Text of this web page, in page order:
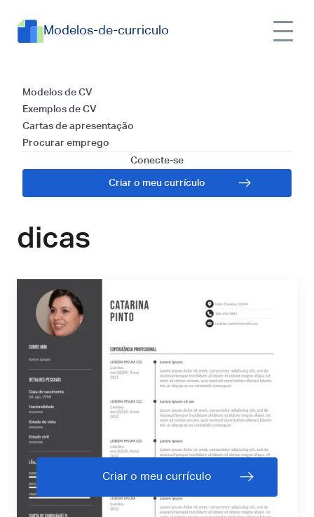
Modelos-de-curriculo
Modelos de CV
Exemplos de CV
Cartas de apresentação
Procurar emprego
Conecte-se
Criar o meu currículo
Currículo para
Farmacêutico
Hospitalar:
Modelos, exemplo e
dicas
Criar o meu currículo